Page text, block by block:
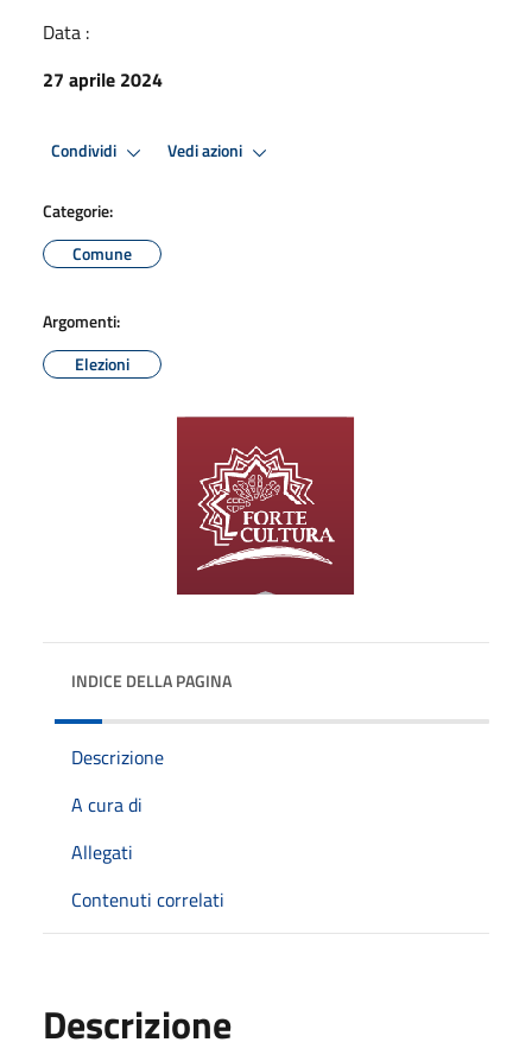
Data :
27 aprile 2024
Condividi Vedi azioni
Categorie:
Comune
Argomenti:
Elezioni
INDICE DELLA PAGINA
Descrizione
A cura di
Allegati
Contenuti correlati
Descrizione